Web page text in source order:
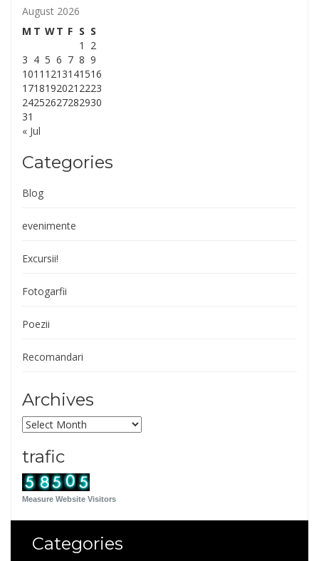
August 2026
M T WT F S S
« Jul
1
2
3 4 5 6 7 8 9
1011 1213141516
1718192021 2223
24252627282930
31
Categories
Blog
evenimente
Excursii!
Fotogarfii
Poezii
Recomandari
Archives
Archives
trafic
Measure Website Visitors
Categories